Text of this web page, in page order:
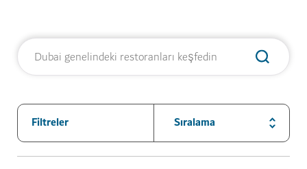
Filtreler Sıralama